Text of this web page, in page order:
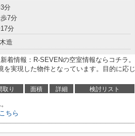
分
7分
分
木造
着情報：R-SEVENの空室情報ならコチラ。
実現した物件となっています。目的に応じ
取り 面積 詳細 検討リスト
ちら